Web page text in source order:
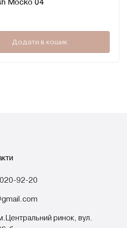
Mocko 04
Додати в кошик
92-20
ринок, вул.